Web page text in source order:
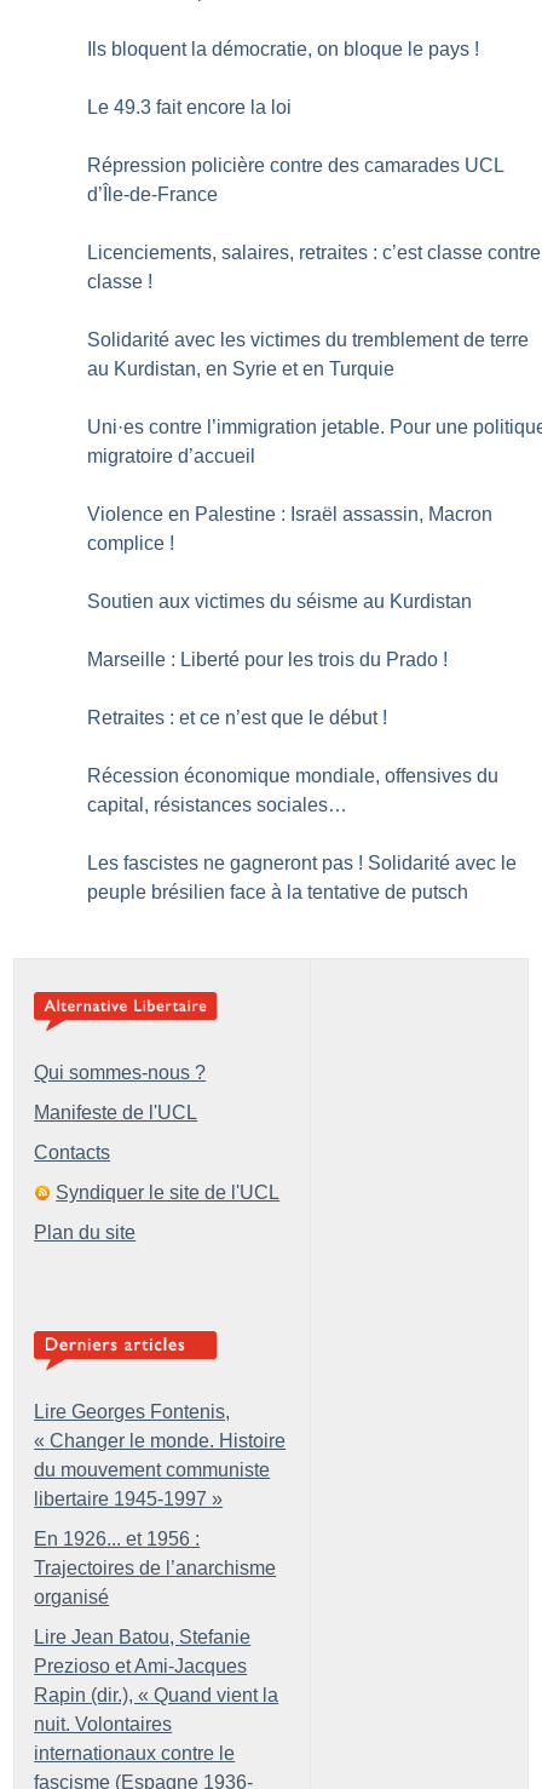
Ils bloquent la démocratie, on bloque le pays !
Le 49.3 fait encore la loi
Répression policière contre des camarades UCL
d’Île-de-France
Licenciements, salaires, retraites : c’est classe contre
classe !
Solidarité avec les victimes du tremblement de terre
au Kurdistan, en Syrie et en Turquie
Uni·es contre l’immigration jetable. Pour une
migratoire d’accueil
Violence en Palestine : Israël assassin, Macron
complice !
Soutien aux victimes du séisme au Kurdistan
Marseille : Liberté pour les trois du Prado !
Retraites : et ce n’est que le début !
Récession économique mondiale, offensives du
capital, résistances sociales…
Les fascistes ne gagneront pas ! Solidarité avec le
peuple brésilien face à la tentative de putsch
Qui sommes-nous ?
Manifeste de l'UCL
Contacts
Syndiquer le site de l'UCL
Plan du site
Lire Georges Fontenis,
« Changer le monde. Histoire
du mouvement communiste
libertaire 1945-1997 »
En 1926... et 1956 :
Trajectoires de l’anarchisme
organisé
Lire Jean Batou, Stefanie
Prezioso et Ami-Jacques
Rapin (dir.), « Quand vient la
nuit. Volontaires
internationaux contre le
fascisme (Espagne 1936-